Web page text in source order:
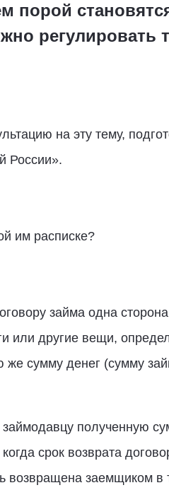
порой
регулировать
на эту тему,
России».
им расписке?
займа одна
или другие вещи,
же сумму денег (сумму
полученную
срок возврата
заемщиком в